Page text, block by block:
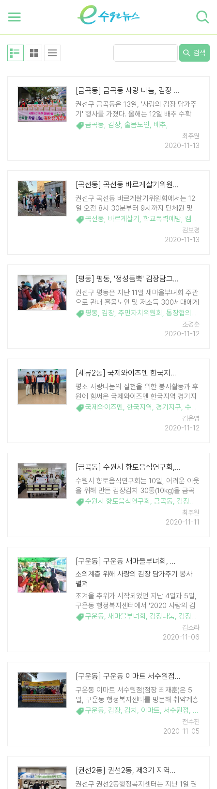
검색
[금곡동] 금곡동 사랑 나눔, 김장 담아 300세대에 전달
권선구 금곡동은 13일, '사랑의 김장 담가주
기' 행사를 가졌다. 올해는 12일 배추 수확
(900포기) 후 절이는 사전 작업부터 시작하
여 조금 더 풍성하고 특별한 김장이 되었다.
이날은 금곡동 각급 단체 회원 60여명이 아
금곡동, 김장, 홀몸노인, 배추,
최주원
2020-11-13
[곡선동] 곡선동 바르게살기위원회, 학교폭력예방 캠페인 전개
권선구 곡선동 바르게살기위원회에서는 12
일 오전 8시 30분부터 9시까지 단체원 및
동 직원 등이 모여 안룡초등학교 앞 등굣길
에서 학교폭력예방 캠페인을 진행했다. 코로
나19로 인해 일부 학년의 학생들만이 교차하
곡선동, 바르게살기 , 학교폭력예방, 캠페인
김보경
2020-11-13
[평동] 평동, '정성듬뿍' 김장담그기 행사 진행
권선구 평동은 지난 11일 새마을부녀회 주관
으로 관내 홀몸노인 및 저소득 300세대에게
전달할 '사랑의 김장 담그기' 행사를 진행했
다. 이날 행사는 평동새마을금고 후원으로
주민자치위원회, 통장협의회, 지역사회보장
평동, 김장, 주민자치위원회 , 통장협의회
조경훈
2020-11-12
[세류2동] 국제와이즈멘 한국지역 경기지구 수원클럽, 세류2동에 2020 사..
평소 사랑나눔의 실천을 위한 봉사활동과 후
원에 힘써온 국제와이즈멘 한국지역 경기지
구 수원클럽은 11일 세류2동 관내 수급자 등
어려운 이웃을 위한 사랑나눔 겨울 김장담그
기에 써달라며 100만원을 후원하였다. 이상
국제와이즈멘, 한국지역, 경기지구, 수원클럽
김은영
2020-11-12
[금곡동] 수원시 향토음식연구회, 금곡동 어려운 이웃 위해 '김장김치' 선물
수원시 향토음식연구회는 10일, 어려운 이웃
을 위해 만든 김장김치 30통(10kg)을 금곡
동 행정복지센터에 전달했다. 시 향통음식연
구회는 경기도 자원봉사센터 우수프로그램
사업의 일환으로 회원 및 수원시의회 유준숙
수원시 향토음식연구회 , 금곡동, 김장김치
최주원
2020-11-11
[구운동] 구운동 새마을부녀회, 사랑으로 버무린 김장김치 170가구에 전달
소외계층 위해 사랑의 김장 담가주기 봉사
펼쳐
초겨울 추위가 시작되었던 지난 4일과 5일,
구운동 행정복지센터에서 '2020 사랑의 김
장 담가주기' 행사가 열렸다. 구운동 새마을
부녀회 주관으로 실시한 이번 김장행사는 동
단체장협의회의 후원으로 구운동 새마을3단
구운동, 새마을부녀회 , 김장나눔, 김장담가주기
김소라
2020-11-06
[구운동] 구운동 이마트 서수원점, 저소득 가정을 위한 김치 350상자 기탁
구운동 이마트 서수원점(점장 최재훈)은 5
일, 구운동 행정복지센터를 방문해 취약계층
을 돕기 위한 300만원 상당의 김치(1.8kg
350상자)를 전달했다. 이마트 서수원점은
2019년도에도 저소득층을 위한 이웃돕기 일
구운동, 김장, 김치 , 이마트, 서수원점, 코로나
전수진
2020-11-05
[권선2동] 권선2동, 제3기 지역사회보장협의체 위원 위촉
권선구 권선2동행정복지센터는 지난 1일 권